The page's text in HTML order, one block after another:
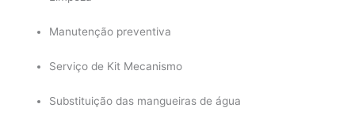
Manutenção preventiva
Serviço de Kit Mecanismo
Substituição das mangueiras de água